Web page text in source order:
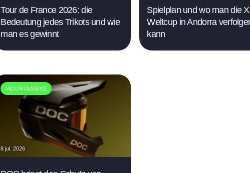
Tour de France 2026: die
Bedeutung jedes Trikots und wie
man es gewinnt
Spielplan und wo man die
Weltcup in Andorra
kann
MOUNTAINBIKE
8 jul. 2026